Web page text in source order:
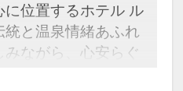
に位置するホテル ル
統と温泉情緒あふれ
みながら、心安らぐ